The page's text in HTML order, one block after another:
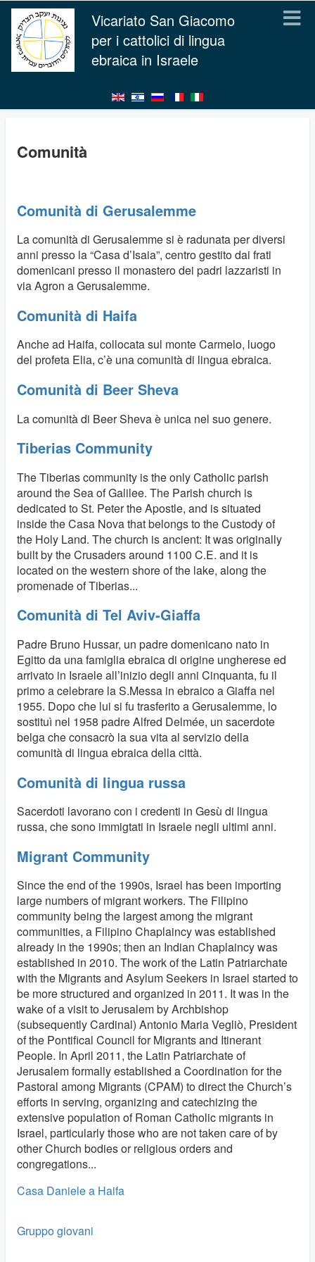
Vicariato San Giacomo
per i cattolici di lingua
ebraica in Israele
Comunità
Comunità di Gerusalemme
La comunità di Gerusalemme si è radunata per diversi
anni presso la “Casa d’Isaia”, centro gestito dai frati
domenicani presso il monastero dei padri lazzaristi in
via Agron a Gerusalemme.
Comunità di Haifa
Anche ad Haifa, collocata sul monte Carmelo, luogo
del profeta Elia, c’è una comunità di lingua ebraica.
Comunità di Beer Sheva
La comunità di Beer Sheva è unica nel suo genere.
Tiberias Community
The Tiberias community is the only Catholic parish
around the Sea of Galilee. The Parish church is
dedicated to St. Peter the Apostle, and is situated
inside the Casa Nova that belongs to the Custody of
the Holy Land. The church is ancient: It was originally
built by the Crusaders around 1100 C.E. and it is
located on the western shore of the lake, along the
promenade of Tiberias...
Comunità di Tel Aviv-Giaffa
Padre Bruno Hussar, un padre domenicano nato in
Egitto da una famiglia ebraica di origine ungherese ed
arrivato in Israele all’inizio degli anni Cinquanta, fu il
primo a celebrare la S.Messa in ebraico a Giaffa nel
1955. Dopo che lui si fu trasferito a Gerusalemme, lo
sostituì nel 1958 padre Alfred Delmée, un sacerdote
belga che consacrò la sua vita al servizio della
comunità di lingua ebraica della città.
Comunità di lingua russa
Sacerdoti lavorano con i credenti in Gesù di lingua
russa, che sono immigtati in Israele negli ultimi anni.
Migrant Community
Since the end of the 1990s, Israel has been importing
large numbers of migrant workers. The Filipino
community being the largest among the migrant
communities, a Filipino Chaplaincy was established
already in the 1990s; then an Indian Chaplaincy was
established in 2010. The work of the Latin Patriarchate
with the Migrants and Asylum Seekers in Israel started to
be more structured and organized in 2011. It was in the
wake of a visit to Jerusalem by Archbishop
(subsequently Cardinal) Antonio Maria Vegliò, President
of the Pontifical Council for Migrants and Itinerant
People. In April 2011, the Latin Patriarchate of
Jerusalem formally established a Coordination for the
Pastoral among Migrants (CPAM) to direct the Church’s
efforts in serving, organizing and catechizing the
extensive population of Roman Catholic migrants in
Israel, particularly those who are not taken care of by
other Church bodies or religious orders and
congregations...
Casa Daniele a Haifa
Gruppo giovani